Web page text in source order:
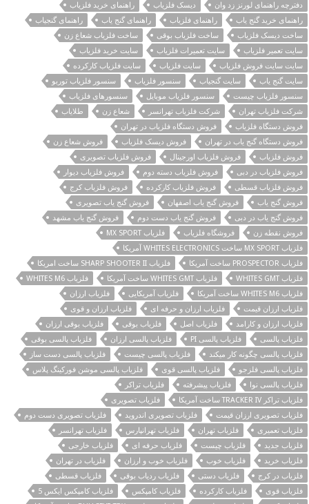
دفترچه راهنمای لورنز زد وان
دیسک فلزیاب
راهنمای خرید فلزیاب
راهنمای خرید گنج یاب
راهنمای فلزیاب راهنمای گنج یاب
راهنمای گنجیاب
ساخت دیسک فلزیاب
ساخت فلزیاب بوقی
ساخت فلزیاب شعاع زن
سایت تعمیر فلزیاب
سایت تعمیرات فلزیاب
سایت خرید فلزیاب
سایت سایت فروش فلزیاب
سایت فلزیاب
سایت فلزیاب کارکرده
سایت گنج یاب
سایت گنجیاب سنسور فلزیاب
سنسور فلزیاب توربو
سنسور فلزیاب چیست
سنسور فلزیاب موبایل
سنسورهای فلزیاب
شرکت فلزیاب تهران
شرکت فلزیاب تهرانسر شعاع زن
طلایاب
فروش دستگاه فلزیاب
فروش دستگاه فلزیاب در تهران
فروش دستگاه گنج یاب در تهران
فروش دیسک فلزیاب
فروش شعاع زن
فروش فلزیاب
فروش فلزیاب اورجینال
فروش فلزیاب تصویری
فروش فلزیاب در دبی
فروش فلزیاب دسته دوم
فروش فلزیاب دیوار
فروش فلزیاب قسطی
فروش فلزیاب کارکرده
فروش فلزیاب کرج
فروش گنج یاب
فروش گنج یاب اصفهان
فروش گنج یاب تصویری
فروش گنج یاب در دبی
فروش گنج یاب دست دوم
فروش گنج یاب مشهد
فروش نقطه زن
فروشگاه فلزیاب
فلزیاب MX SPORT
فلزیاب MX SPORT ساخت WHITES ELECTRONICS آمریکا
فلزیاب PROSPECTOR ساخت آمریکا
فلزیاب SHARP SHOOTER II ساخت امریکا
فلزیاب WHITES GMT
فلزیاب WHITES GMT ساخت آمریکا
فلزیاب WHITES M6
فلزیاب WHITES M6 ساخت آمریکا
فلزیاب آمریکایی
فلزیاب ارزان
فلزیاب ارزان قیمت
فلزیاب ارزان و حرفه ای
فلزیاب ارزان و قوی
فلزیاب ارزان و کارامد
فلزیاب اصل فلزیاب بوقی
فلزیاب بوقی ارزان
فلزیاب پالسی
فلزیاب پالسی PI فلزیاب پالسی ارزان
فلزیاب پالسی بوقی
فلزیاب پالسی چگونه کار میکند
فلزیاب پالسی چیست
فلزیاب پالسی دست ساز
فلزیاب پالسی فلزجو
فلزیاب پالسی قوی
فلزیاب پالسی موشن فورکینگ پلاس
فلزیاب پالسی نوا
فلزیاب پیشرفته
فلزیاب تراکر
فلزیاب تراکر TRACKER IV ساخت آمریکا
فلزیاب تصویری
فلزیاب تصویری ارزان قیمت
فلزیاب تصویری اندروید
فلزیاب تصویری دست دوم
فلزیاب تعمیری
فلزیاب تهران فلزیاب تهرانپارس
فلزیاب تهرانسر
فلزیاب جدید
فلزیاب چیست فلزیاب حرفه ای
فلزیاب خارجی
فلزیاب خرید
فلزیاب خوب فلزیاب خوب و ارزان
فلزیاب در تهران
فلزیاب در کرج
فلزیاب دستی فلزیاب ردیاب بوقی
فلزیاب قسطی
فلزیاب قوی
فلزیاب کارکرده فلزیاب کامپکس
فلزیاب کامپکس ایکس 5